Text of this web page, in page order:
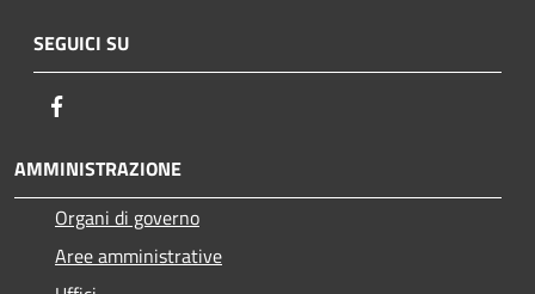
SEGUICI SU
AMMINISTRAZIONE
Organi di governo
Aree amministrative